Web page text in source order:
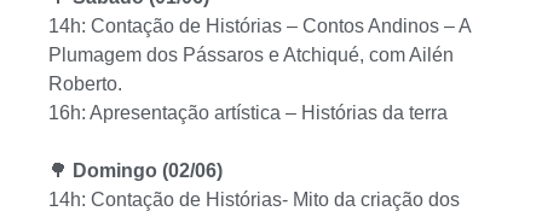
14h: Contação de Histórias – Contos Andinos – A
Plumagem dos Pássaros e Atchiqué, com Ailén
Roberto.
16h: Apresentação artística – Histórias da terra
🌳 Domingo (02/06)
14h: Contação de Histórias- Mito da criação dos